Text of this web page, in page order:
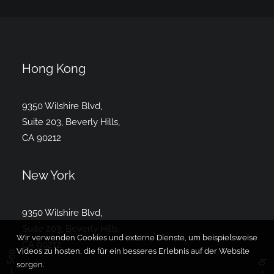
Hong Kong
9350 Wilshire Blvd,
Suite 203, Beverly Hills,
CA 90212
New York
9350 Wilshire Blvd,
Wir verwenden Cookies und externe Dienste, um beispielsweise
Videos zu hosten, die für ein besseres Erlebnis auf der Website
sorgen.